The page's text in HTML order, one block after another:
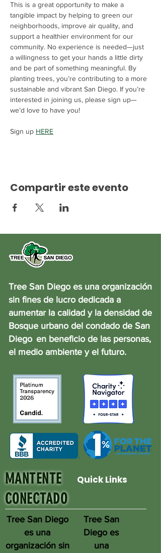
This is a great opportunity to make a
tangible impact by helping to green our
neighborhoods, improve air quality, and
support a healthier environment for our
community. No experience is needed—just
a willingness to get your hands a little dirty
and be part of something meaningful. By
planting trees, you’re contributing to a more
sustainable and vibrant San Diego. If you’re
interested in joining us, please sign up—
we’d love to have you!
Sign up HERE
Compartir este evento
Tree San Diego es una organización
sin fines de lucro dedicada a
aumentar la calidad y la densidad de
Bosque urbano del condado de San
Diego en beneficio de las personas,
el medio ambiente y el futuro.
MANTENTE
CONECTADO
Quick Links
Tree San Diego
es una
organización sin
Tree San
Diego es
una